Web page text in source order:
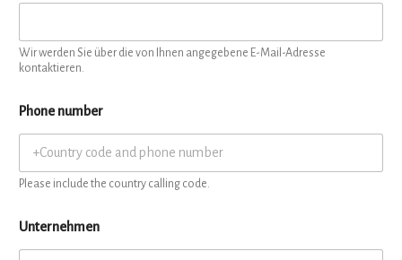
Wir werden Sie über die von Ihnen angegebene E-Mail-Adresse
kontaktieren.
Phone number
Please include the country calling code.
Unternehmen